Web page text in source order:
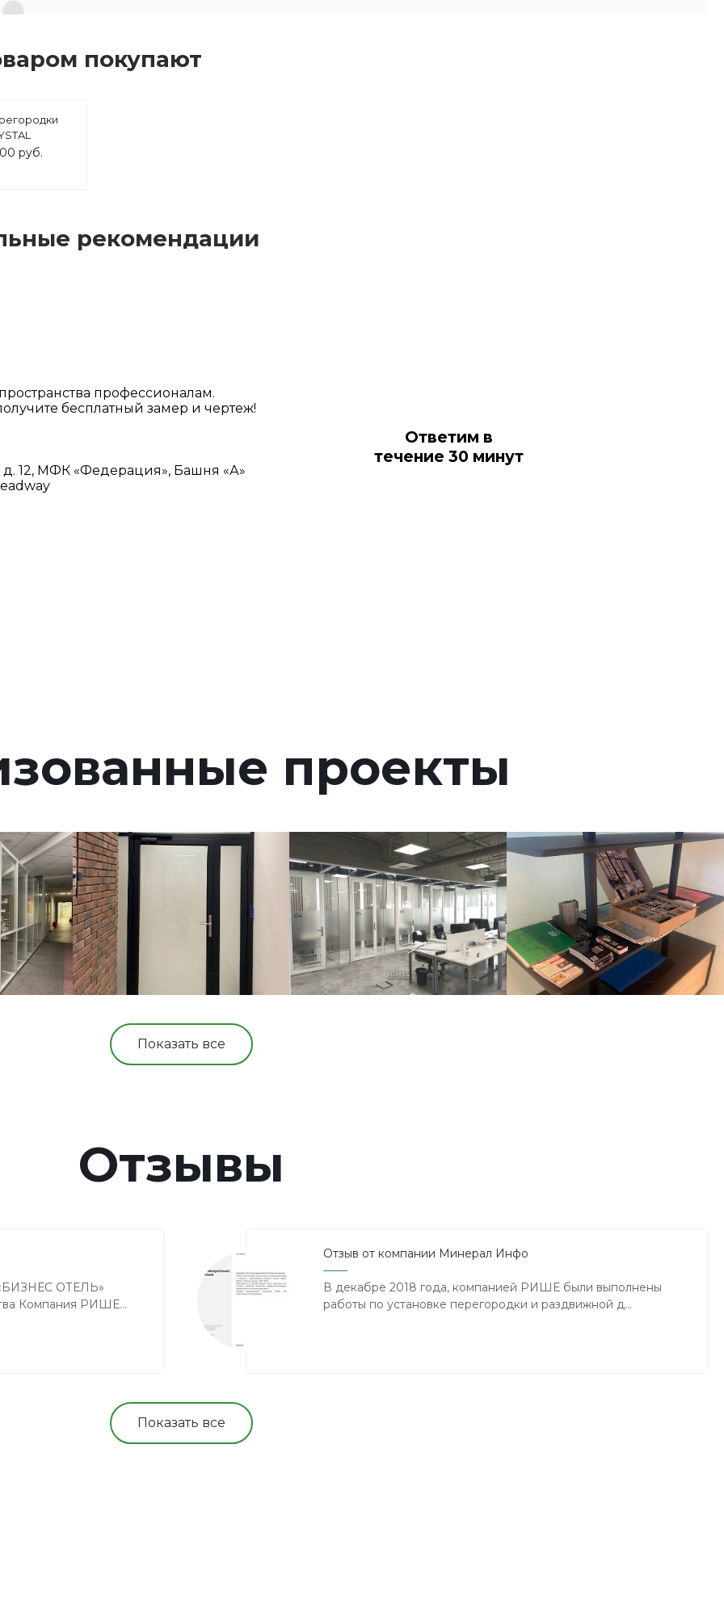
покупают
руб.
рекомендации
Ответим в
течение 30 минут
профессионалам.
бесплатный замер и чертеж!
12, МФК «Федерация», Башня «А»
проекты
Показать все
Отзывы
ОТЕЛЬ»
Компания РИШЕ...
Отзыв от компании Минерал Инфо
В декабре 2018 года, компанией РИШЕ были выполнены
работы по установке перегородки и раздвижной д...
Показать все